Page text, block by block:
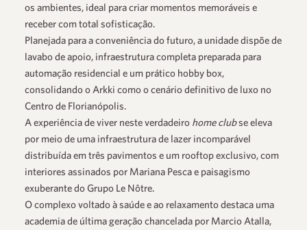
os ambientes, ideal para criar momentos memoráveis e
receber com total sofisticação.
Planejada para a conveniência do futuro, a unidade dispõe de
lavabo de apoio, infraestrutura completa preparada para
automação residencial e um prático hobby box,
consolidando oArkki como o cenário definitivo de luxo no
Centro de Florianópolis.
A experiência de viver neste verdadeiro home clubse eleva
por meio de uma infraestrutura de lazer incomparável
distribuída em três pavimentos e um rooftop exclusivo, com
interiores assinados por Mariana Pesca e paisagismo
exuberante do Grupo Le Nôtre.
O complexo voltado à saúde e ao relaxamento destaca uma
academia de última geração chancelada por Marcio Atalla,